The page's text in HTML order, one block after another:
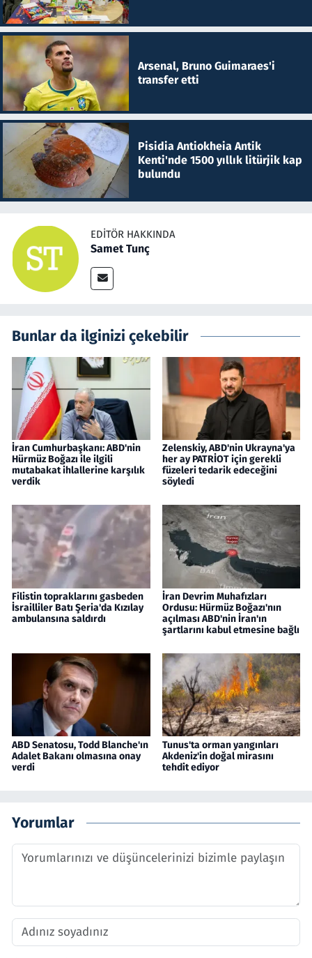
Arsenal, Bruno Guimaraes'i
transfer etti
Pisidia Antiokheia Antik
Kenti'nde 1500 yıllık litürjik kap
bulundu
EDITÖR HAKKINDA
Samet Tunç
Bunlar da ilginizi çekebilir
İran Cumhurbaşkanı: ABD'nin
Hürmüz Boğazı ile ilgili
mutabakat ihlallerine karşılık
verdik
Zelenskiy, ABD'nin Ukrayna'ya
her ay PATRİOT için gerekli
füzeleri tedarik edeceğini
söyledi
Filistin topraklarını gasbeden
İsrailliler Batı Şeria'da Kızılay
ambulansına saldırdı
İran Devrim Muhafızları
Ordusu: Hürmüz Boğazı'nın
açılması ABD'nin İran'ın
şartlarını kabul etmesine bağlı
ABD Senatosu, Todd Blanche'ın
Adalet Bakanı olmasına onay
verdi
Tunus'ta orman yangınları
Akdeniz'in doğal mirasını
tehdit ediyor
Yorumlar